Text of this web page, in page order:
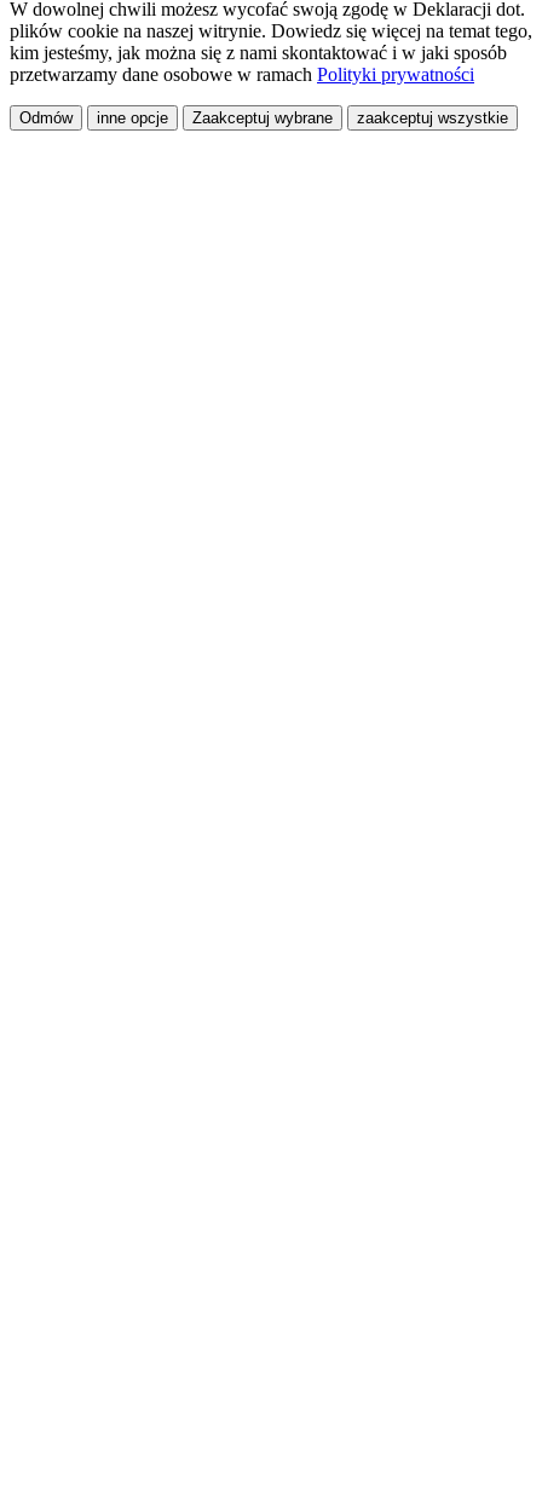
W dowolnej chwili możesz wycofać swoją zgodę w Deklaracji dot.
plików cookie na naszej witrynie. Dowiedz się więcej na temat tego,
kim jesteśmy, jak można się z nami skontaktować i w jaki sposób
przetwarzamy dane osobowe w ramach Polityki prywatności
Odmów inne opcje Zaakceptuj wybrane zaakceptuj wszystkie